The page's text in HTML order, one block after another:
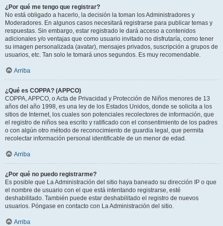
¿Por qué me tengo que registrar?
No está obligado a hacerlo, la decisión la toman los Administradores y
Moderadores. En algunos casos necesitará registrarse para publicar temas y
respuestas. Sin embargo, estar registrado le dará acceso a contenidos
adicionales y/o ventajas que como usuario invitado no disfrutaría, como tener
su imagen personalizada (avatar), mensajes privados, suscripción a grupos de
usuarios, etc. Tan solo le tomará unos segundos. Es muy recomendable.
Arriba
¿Qué es COPPA? (APPCO)
COPPA, APPCO, o Acta de Privacidad y Protección de Niños menores de 13
años del año 1998, es una ley de los Estados Unidos, donde se solicita a los
sitios de Internet, los cuales son potenciales recolectores de información, que
el registro de niños sea escrito y ratificado con el consentimiento de los padres
o con algún otro método de reconocimiento de guardia legal, que permita
recolectar información personal identificable de un menor de edad.
Arriba
¿Por qué no puedo registrarme?
Es posible que La Administración del sitio haya baneado su dirección IP o que
el nombre de usuario con el que está intentando registrarse, esté
deshabilitado. También puede estar deshabilitado el registro de nuevos
usuarios. Póngase en contacto con La Administración del sitio.
Arriba